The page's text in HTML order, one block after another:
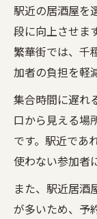
駅近の居酒屋を
段に向上させま
繁華街では、千
加者の負担を軽
集合時間に遅れ
口から見える場
です。駅近であ
使わない参加者
また、駅近居酒
が多いため、予